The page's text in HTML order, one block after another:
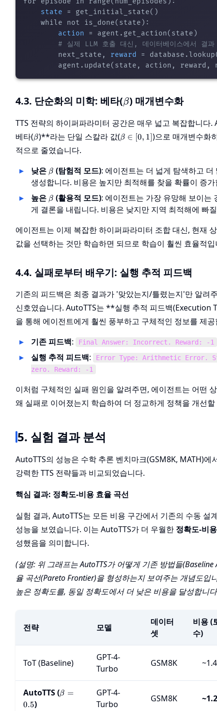
state = get_initial_state()
    while not is_done(state):
action = agent.get_action(state)
# 실제 LLM 호출 대신, 데이터베이스에서 결과
        next_state,
reward =
4.3. 단순화의 미학: 베타(\beta
β) 매개변수화
TTS 전략의 하이퍼파라미터 공간은 매우 넓고 복잡합니다
베타(\beta
β)**라는 단일 스칼라 값(\beta
\in
β ∈ [0, 1 )으로 매개변수화
적으로 줄였습니다.
낮은 \beta
β (탐험적 모드): 에이전트는 더 넓게 탐색하고 더
생성합니다. 비용은 높지만 최적해를 찾을 확률이 증
높은 \beta
β (활용적 모드): 에이전트는 가장 유망해 보이는
게 결론을 내립니다. 비용은 낮지만 지역 최적해에 빠
에이전트는 이제 복잡한 하이퍼파라미터 조합 대신, 현재
값을 선택하는 것만 학습하면 되므로 학습이 훨씬 효율적
4.4. 실패로부터 배우기: 실행 추적 피드백
기존의 피드백은 최종 결과가 '맞았는지/틀렸는지'만 알려
신호였습니다. AutoTTS는 **실행 추적 피드백(Execution
을 통해 에이전트에게 훨씬 풍부하고 구체적인 정보를 제
기존 피드백: Final Answer: Incorrect. Reward: -1
실행 추적 피드백:
Error Type: Arithmetic Error.
zero. Reward: -1
이처럼 구체적인 실패 원인을 알려주면, 에이전트는 어떤
왜 실패로 이어졌는지 학습하여 더 정교하게 정책을 개선
5. 실험 결과 분석
AutoTTS의 성능은 수학 추론 벤치마크(GSM8K, MATH)에
강력한 TTS 전략들과 비교되었습니다.
핵심 결과: 정확도-비용 효율 곡선
실험 결과, AutoTTS는 모든 비용 구간에서 기존의 수동 설
성능을 보였습니다. 이는 AutoTTS가 더 우월한 정확도-비
성했음을 의미합니다.
(설명: 위 그래프는 AutoTTS가 어떻게 기존 방법들(Baseline
율 곡선(Pareto Frontier)을 형성하는지 보여주는 개념도입
높은 정확도를, 동일 정확도에서 더 낮은 비용을 달성합니
전략 모델
데이터
셋
비용 (
수)
ToT (Baseline)
GPT-4-
Turbo
GSM8K
AutoTTS (\beta=0.5
β =
0.5)
GPT-4-
Turbo
GSM8K